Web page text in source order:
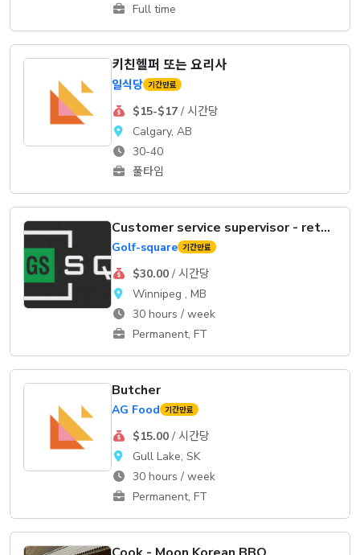
Full time
키친헬퍼 또는 요리사
일식당 기간만료
$15-$17/ 시간당
Calgary, AB
30-40
풀타임
Customer service supervisor - retail
Golf-square 기간만료
$30.00/ 시간당
Winnipeg , MB
30 hours / week
Permanent, FT
Butcher
AG Food 기간만료
$15.00/ 시간당
Gull Lake, SK
30 hours / week
Permanent, FT